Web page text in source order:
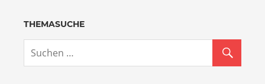
THEMASUCHE